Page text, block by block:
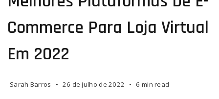
E-
Para
Virtual
em
Commerce Para Loja Virtual
Em 2022
Sarah Barros 26 de julho de 2022 6 min read